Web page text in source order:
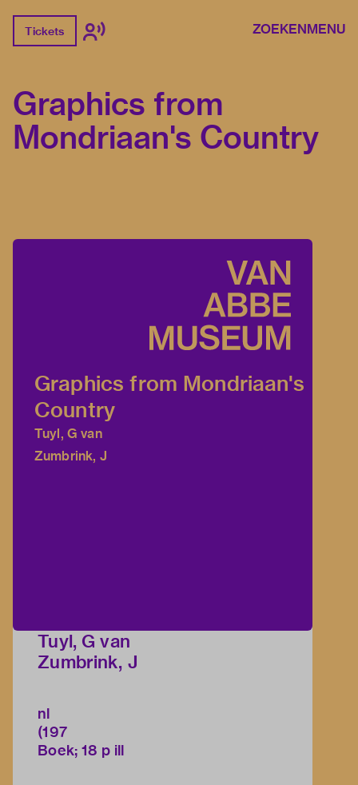
Tickets ZOEKENMENU
Graphics from
Mondriaan's Country
Graphics from Mondriaan's
Country
Tuyl, G van
Zumbrink, J
Tuyl, G van
Zumbrink, J
nl
(197
Boek; 18 p ill